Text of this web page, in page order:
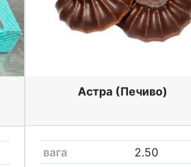
Астра (Печиво)
вага
2.50